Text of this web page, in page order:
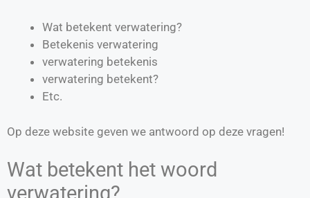
Wat betekent verwatering?
Betekenis verwatering
verwatering betekenis
verwatering betekent?
Etc.
Op deze website geven we antwoord op deze vragen!
Wat betekent het woord